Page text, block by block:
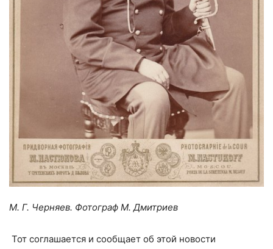
М. Г. Черняев. Фотограф М. Дмитриев
Тот соглашается и сообщает об этой новости